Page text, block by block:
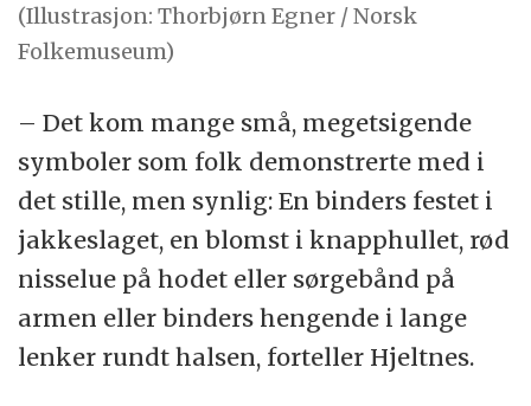
(Illustrasjon: Thorbjørn Egner / Norsk
Folkemuseum)
– Det kom mange små, megetsigende
symboler som folk demonstrerte med i
det stille, men synlig: En binders festet i
jakkeslaget, en blomst i knapphullet, rød
nisselue på hodet eller sørgebånd på
armen eller binders hengende i lange
lenker rundt halsen, forteller Hjeltnes.